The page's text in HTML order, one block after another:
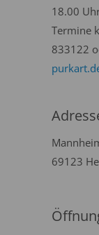
18.00
Termine
833122
69123